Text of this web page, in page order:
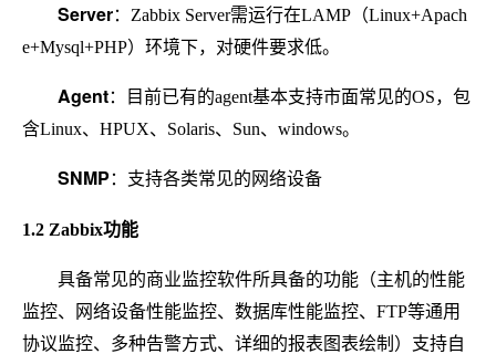
Server：Zabbix Server需运行在LAMP（Linux+Apach
e+Mysql+PHP）环境下，对硬件要求低。
Agent：目前已有的agent基本支持市面常见的OS，包
含Linux、HPUX、Solaris、Sun、windows。
SNMP ：支持各类常见的网络设备
1.2 Zabbix功能
具备常见的商业监控软件所具备的功能（主机的性能
监控、网络设备性能监控、数据库性能监控、FTP等通用
协议监控、多种告警方式、详细的报表图表绘制）支持自